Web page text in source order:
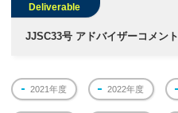
Deliverable
JJSC33号 アドバイザーコメント
2021年度 2022年度